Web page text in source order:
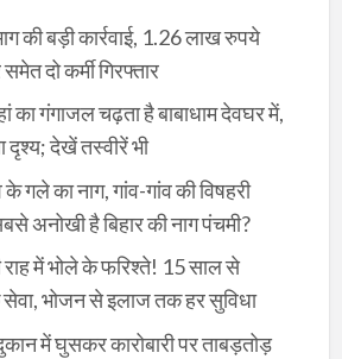
की बड़ी कार्रवाई, 1.26 लाख रुपये
दो कर्मी गिरफ्तार
गंगाजल चढ़ता है बाबाधाम देवघर में,
दृश्य; देखें तस्वीरें भी
का नाग, गांव-गांव की विषहरी
अनोखी है बिहार की नाग पंचमी?
राह में भोले के फरिश्ते! 15 साल से
सेवा, भोजन से इलाज तक हर सुविधा
में घुसकर कारोबारी पर ताबड़तोड़